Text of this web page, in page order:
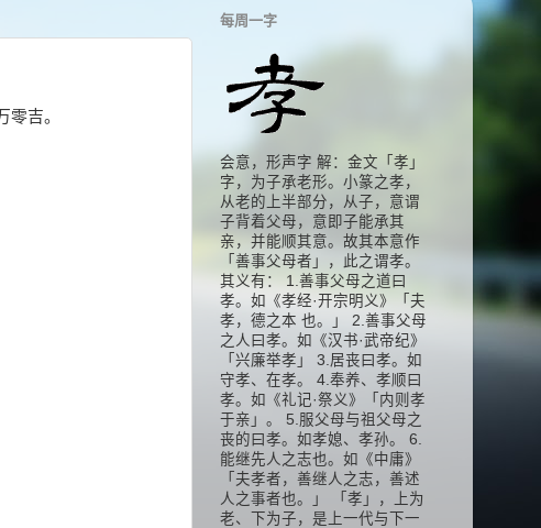
吉。
每周一字
会意，形声字 解：金文「孝」
字，为子承老形。小篆之孝，
从老的上半部分，从子，意谓
子背着父母，意即子能承其
亲，并能顺其意。故其本意作
「善事父母者」，此之谓孝。
其义有： 1.善事父母之道曰
孝。如《孝经·开宗明义》「夫
孝，德之本 也。」 2.善事父母
之人曰孝。如《汉书·武帝纪》
「兴廉举孝」 3.居丧曰孝。如
守孝、在孝。 4.奉养、孝顺曰
孝。如《礼记·祭义》「内则孝
于亲」。 5.服父母与祖父母之
丧的曰孝。如孝媳、孝孙。 6.
能继先人之志也。如《中庸》
「夫孝者，善继人之志，善述
人之事者也。」 「孝」，上为
老、下为子，是上一代与下一